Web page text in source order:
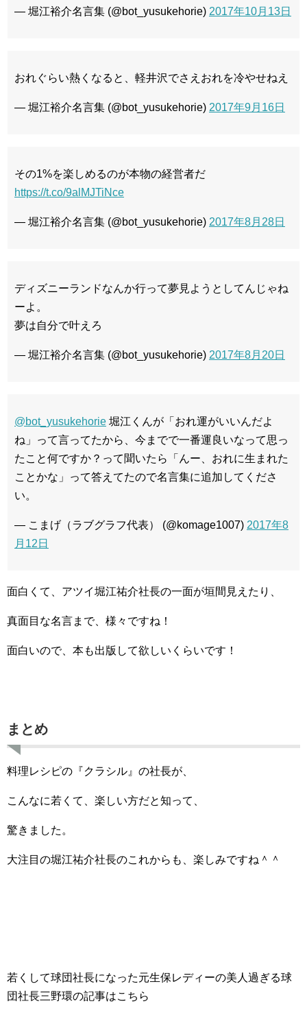
— 堀江裕介名言集 (@bot_yusukehorie) 2017年10月13日
おれぐらい熱くなると、軽井沢でさえおれを冷やせねえ
— 堀江裕介名言集 (@bot_yusukehorie) 2017年9月16日
その1%を楽しめるのが本物の経営者だ
https://t.co/9alMJTiNce
— 堀江裕介名言集 (@bot_yusukehorie) 2017年8月28日
ディズニーランドなんか行って夢見ようとしてんじゃね
ーよ。
夢は自分で叶えろ
— 堀江裕介名言集 (@bot_yusukehorie) 2017年8月20日
@bot_yusukehorie 堀江くんが「おれ運がいいんだよ
ね」って言ってたから、今までで一番運良いなって思っ
たこと何ですか？って聞いたら「んー、おれに生まれた
ことかな」って答えてたので名言集に追加してくださ
い。
— こまげ（ラブグラフ代表） (@komage1007) 2017年8
月12日
面白くて、アツイ堀江祐介社長の一面が垣間見えたり、
真面目な名言まで、様々ですね！
面白いので、本も出版して欲しいくらいです！
まとめ
料理レシピの『クラシル』の社長が、
こんなに若くて、楽しい方だと知って、
驚きました。
大注目の堀江祐介社長のこれからも、楽しみですね＾＾
若くして球団社長になった元生保レディーの美人過ぎる球
団社長三野環の記事はこちら